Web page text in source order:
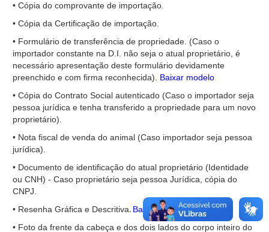
• Cópia do comprovante de importação.
• Cópia da Certificação de importação.
• Formulário de transferência de propriedade. (Caso o
importador constante na D.I. não seja o atual proprietário, é
necessário apresentação deste formulário devidamente
preenchido e com firma reconhecida). Baixar modelo
• Cópia do Contrato Social autenticado (Caso o importador seja
pessoa jurídica e tenha transferido a propriedade para um novo
proprietário).
• Nota fiscal de venda do animal (Caso importador seja pessoa
jurídica).
• Documento de identificação do atual proprietário (Identidade
ou CNH) - Caso proprietário seja pessoa Jurídica, cópia do
CNPJ.
• Resenha Gráfica e Descritiva. Baixar Formulário
• Foto da frente da cabeça e dos dois lados do corpo inteiro do